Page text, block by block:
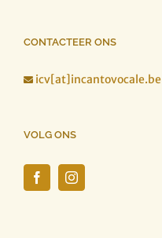
CONTACTEER ONS
 icv[at]incantovocale.be
VOLG ONS